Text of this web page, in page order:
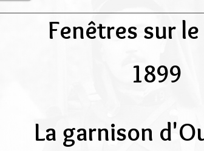
Fenêtres sur
1899
La garnison